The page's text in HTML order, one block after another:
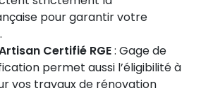
pour garantir votre
Certifié RGE: Gage de
permet aussi l’éligibilité à
vos travaux de rénovation